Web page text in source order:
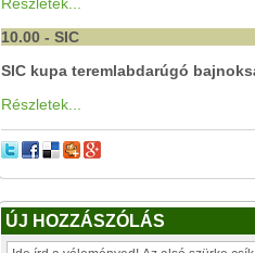
10.00 - SIC
SIC kupa teremlabdarúgó
Részletek...
ÚJ HOZZÁSZÓLÁS